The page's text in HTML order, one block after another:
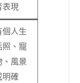
表現
個人生
照、寵
、風景
明確